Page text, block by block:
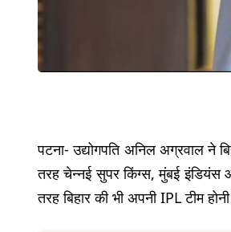
पटना- उद्योगपति अनिल अग्रवाल ने
तरह चेन्नई सुपर किंग्स, मुंबई इंडियंस
तरह बिहार की भी अपनी IPL टीम होनी